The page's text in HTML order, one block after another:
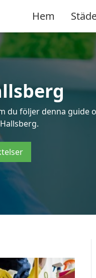
Hem
du följer denna guide